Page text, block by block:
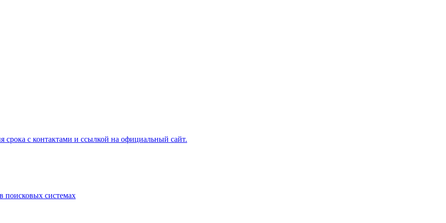
срока с контактами и ссылкой на официальный сайт.
поисковых системах